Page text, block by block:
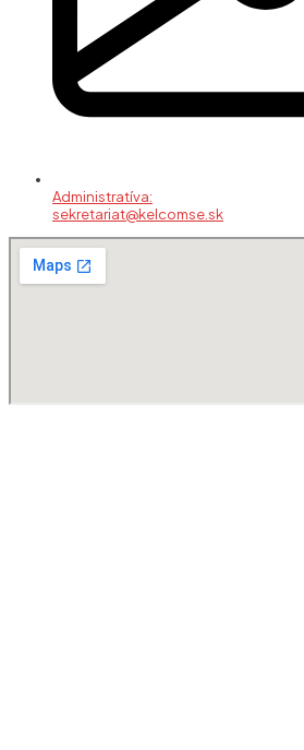
Administratíva:
sekretariat@kelcomse.sk